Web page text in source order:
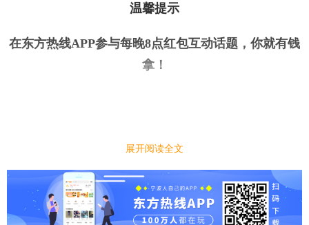
温馨提示
在东方热线APP参与每晚8点红包互动话题，你就有钱
拿 ！
｜今日话题｜
考了驾照，开始不敢开车上路怎么办？
小编先来：
新手司机刚拿驾照不敢开车上路，总是怕这怕那，大
展开阅读全文